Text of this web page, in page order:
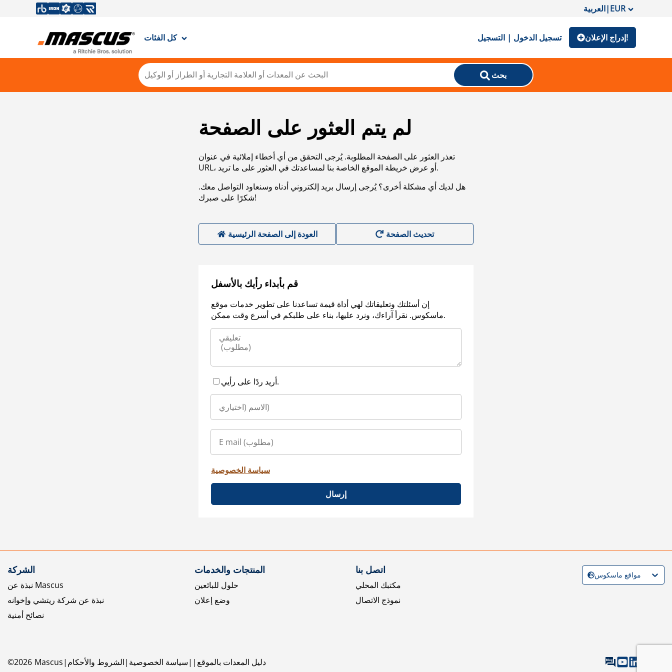
العربية|EUR
كل الفئات تسجيل الدخول | التسجيل إدراج الإعلان!
بحث
لم يتم العثور على الصفحة
تعذر العثور على الصفحة المطلوبة. يُرجى التحقق من أي أخطاء إملائية في عنوان
URL، أو عرض خريطة الموقع الخاصة بنا لمساعدتك في العثور على ما تريد.
هل لديك أي مشكلة أخرى؟ يُرجى إرسال بريد إلكتروني أدناه وسنعاود التواصل معك.
شكرًا على صبرك!
العودة إلى الصفحة الرئيسية
قم بأبداء رأيك بالأسفل
إن أسئلتك وتعليقاتك لهي أداة قيمة تساعدنا على تطوير خدمات موقع
ماسكوس. نقرأ آراءك، ونرد عليها، بناء على طلبكم في أسرع وقت ممكن.
أريد ردًا على رأيي.
سياسة الخصوصية
إرسال
الشركة
نبذة عن Mascus
نبذة عن شركة ريتشي وإخوانه
نصائح أمنية
المنتجات والخدمات
حلول للبائعين
وضع إعلان
اتصل بنا
مكتبك المحلي
نموذج الاتصال
©2026 Mascus الشروط والأحكام سياسة الخصوصية دليل المعدات بالموقع
مواقع ماسكوس